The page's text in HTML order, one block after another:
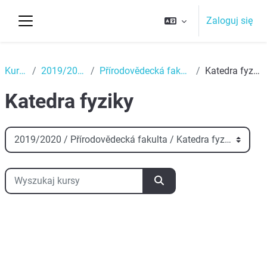
Zaloguj się
Kursy 2019/2020 Přírodovědecká fakulta Katedra fyziky
Katedra fyziky
Kategorie kursów
Wyszukaj kursy
Wyszukaj kursy